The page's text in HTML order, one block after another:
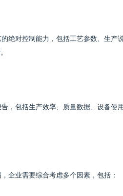
绝对控制能力，包括工艺参数、生
，包括生产效率、质量数据、设备
企业需要综合考虑多个因素，包括：